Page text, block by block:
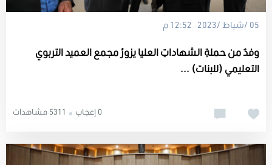
05 /شباط /2023 12:52 م
وفدٌ من حملةِ الشهاداتِ العليا يزورُ مجمع العميد التربوي
التعليمي (للبنات) ...
5311 مشاهدات 0 إعجاب